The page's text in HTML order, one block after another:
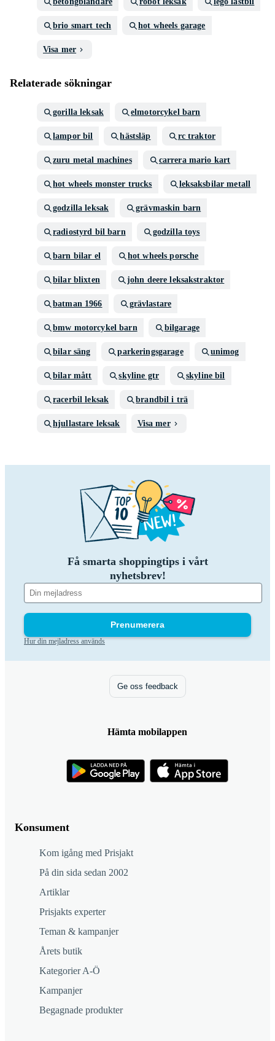
brio smart tech hot wheels garage
Visa mer
Relaterade sökningar
gorilla leksak elmotorcykel barn
lampor bil hästsläp rc traktor
zuru metal machines carrera mario kart
hot wheels monster trucks leksaksbilar metall
godzilla leksak grävmaskin barn
radiostyrd bil barn godzilla toys
barn bilar el hot wheels porsche
bilar blixten john deere leksakstraktor
batman 1966 grävlastare
bmw motorcykel barn bilgarage
bilar säng parkeringsgarage unimog
bilar mått skyline gtr skyline bil
racerbil leksak brandbil i trä
hjullastare leksak Visa mer
Få smarta shoppingtips i vårt
nyhetsbrev!
Prenumerera
Hur din mejladress används
Konsument
Kom igång med Prisjakt
På din sida sedan 2002
Artiklar
Prisjakts experter
Teman & kampanjer
Årets butik
Kategorier A-Ö
Kampanjer
Begagnade produkter
Ge oss feedback
Hämta mobilappen